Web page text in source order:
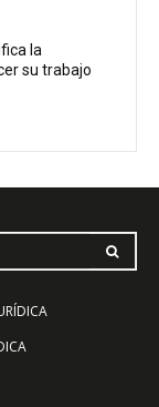
la
su trabajo